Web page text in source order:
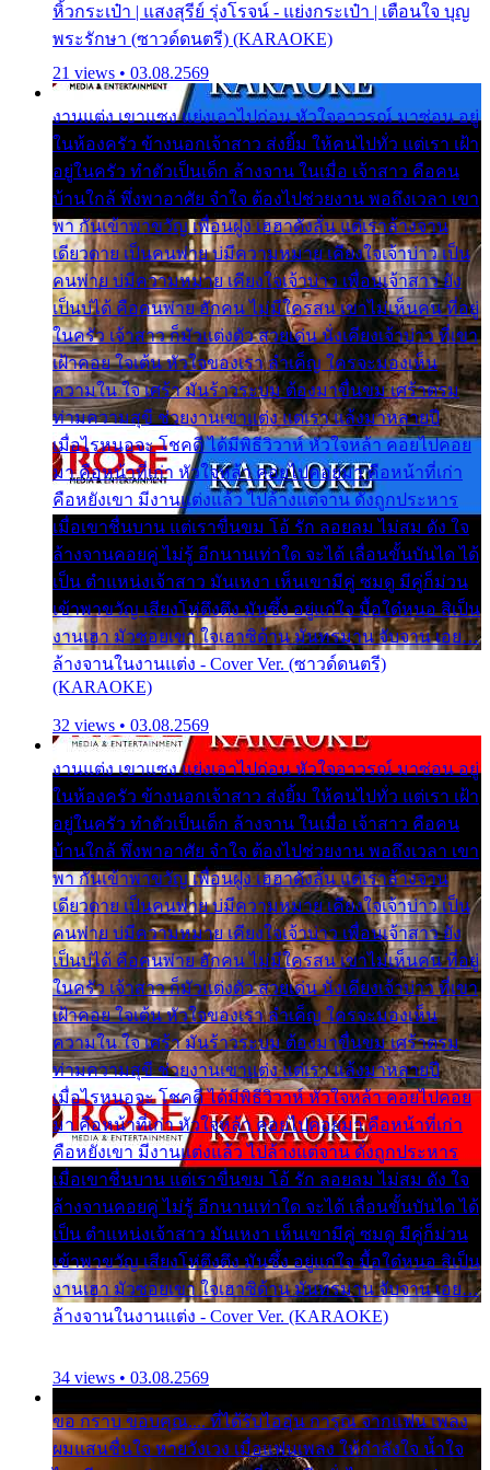
หิ้วกระเป๋า | แสงสุรีย์ รุ่งโรจน์ - แย่งกระเป๋า | เตือนใจ บุญ
พระรักษา (ซาวด์ดนตรี) (KARAOKE)
21 views • 03.08.2569
งานแต่ง เขาแซง แย่งเอาไปก่อน หัวใจอาวรณ์ มาซ่อน อยู่
ในห้องครัว ข้างนอกเจ้าสาว ส่งยิ้ม ให้คนไปทั่ว แต่เรา เฝ้า
อยู่ในครัว ทำตัวเป็นเด็ก ล้างจาน ในเมื่อ เจ้าสาว คือคน
บ้านใกล้ พึ่งพาอาศัย จำใจ ต้องไปช่วยงาน พอถึงเวลา เขา
พา กันเข้าพาขวัญ เพื่อนฝูง เฮฮาดังลั่น แต่เราล้างจาน
เดียวดาย เป็นคนพ่าย บ่มีความหมาย เคียงใจเจ้าบ่าว เป็น
คนพ่าย บ่มีความหมาย เคียงใจเจ้าบ่าว เพื่อนเจ้าสาว ยัง
เป็นบ่ได้ คือคนพ่าย ฮักคน ไม่มีใครสน เขาไม่เห็นคน ที่อยู่
ในครัว เจ้าสาว ก็มัวแต่งตัว สวยเด่น นั่งเคียงเจ้าบ่าว ที่เขา
เฝ้าคอย ใจเต้น หัวใจของเรา ลำเค็ญ ใครจะมองเห็น
ความใน ใจ เศร้า มันร้าวระบม ต้องมาขื่นขม เศร้าตรม
ท่ามความสุขี ช่วยงานเขาแต่ง แต่เรา แล้งมาหลายปี
เมื่อไรหนอจะ โชคดี ได้มีพิธีวิวาห์ หัวใจหล้า คอยไปคอย
มา คือหน้าที่เก่า หัวใจหล้า คอยไปคอยมา คือหน้าที่เก่า
คือหยังเขา มีงานแต่งแล้ว ไปล้างแต่จาน ดั่งถูกประหาร
เมื่อเขาชื่นบาน แต่เราขื่นขม โอ้ รัก ลอยลม ไม่สม ดัง ใจ
ล้างจานคอยคู่ ไม่รู้ อีกนานเท่าใด จะได้ เลื่อนขั้นบันได ได้
เป็น ตำแหน่งเจ้าสาว มันเหงา เห็นเขามีคู่ ซมดู มีคู่ก็ม่วน
เข้าพาขวัญ เสียงโห่ตึงตึง มันซึ้ง อยู่แก่ใจ มื้อใด๋หนอ สิเป็น
งานเฮา มัวซอยเขา ใจเฮาซิด้าน มันทรมาน จับจาน เอย…
ล้างจานในงานแต่ง - Cover Ver. (ซาวด์ดนตรี)
(KARAOKE)
32 views • 03.08.2569
งานแต่ง เขาแซง แย่งเอาไปก่อน หัวใจอาวรณ์ มาซ่อน อยู่
ในห้องครัว ข้างนอกเจ้าสาว ส่งยิ้ม ให้คนไปทั่ว แต่เรา เฝ้า
อยู่ในครัว ทำตัวเป็นเด็ก ล้างจาน ในเมื่อ เจ้าสาว คือคน
บ้านใกล้ พึ่งพาอาศัย จำใจ ต้องไปช่วยงาน พอถึงเวลา เขา
พา กันเข้าพาขวัญ เพื่อนฝูง เฮฮาดังลั่น แต่เราล้างจาน
เดียวดาย เป็นคนพ่าย บ่มีความหมาย เคียงใจเจ้าบ่าว เป็น
คนพ่าย บ่มีความหมาย เคียงใจเจ้าบ่าว เพื่อนเจ้าสาว ยัง
เป็นบ่ได้ คือคนพ่าย ฮักคน ไม่มีใครสน เขาไม่เห็นคน ที่อยู่
ในครัว เจ้าสาว ก็มัวแต่งตัว สวยเด่น นั่งเคียงเจ้าบ่าว ที่เขา
เฝ้าคอย ใจเต้น หัวใจของเรา ลำเค็ญ ใครจะมองเห็น
ความใน ใจ เศร้า มันร้าวระบม ต้องมาขื่นขม เศร้าตรม
ท่ามความสุขี ช่วยงานเขาแต่ง แต่เรา แล้งมาหลายปี
เมื่อไรหนอจะ โชคดี ได้มีพิธีวิวาห์ หัวใจหล้า คอยไปคอย
มา คือหน้าที่เก่า หัวใจหล้า คอยไปคอยมา คือหน้าที่เก่า
คือหยังเขา มีงานแต่งแล้ว ไปล้างแต่จาน ดั่งถูกประหาร
เมื่อเขาชื่นบาน แต่เราขื่นขม โอ้ รัก ลอยลม ไม่สม ดัง ใจ
ล้างจานคอยคู่ ไม่รู้ อีกนานเท่าใด จะได้ เลื่อนขั้นบันได ได้
เป็น ตำแหน่งเจ้าสาว มันเหงา เห็นเขามีคู่ ซมดู มีคู่ก็ม่วน
เข้าพาขวัญ เสียงโห่ตึงตึง มันซึ้ง อยู่แก่ใจ มื้อใด๋หนอ สิเป็น
งานเฮา มัวซอยเขา ใจเฮาซิด้าน มันทรมาน จับจาน เอย…
ล้างจานในงานแต่ง - Cover Ver. (KARAOKE)
34 views • 03.08.2569
ขอ กราบ ขอบคุณ.... ที่ได้รับไออุ่น การุณ จากแฟน เพลง
ผมแสนชื่นใจ หายวังเวง เมื่อแฟนเพลง ให้กำลังใจ น้ำใจ